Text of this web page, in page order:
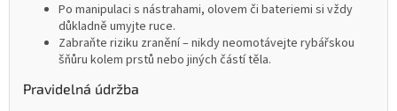
Po manipulaci s nástrahami, olovem či bateriemi si vždy
důkladně umyjte ruce.
Zabraňte riziku zranění – nikdy neomotávejte rybářskou
šňůru kolem prstů nebo jiných částí těla.
Pravidelná údržba